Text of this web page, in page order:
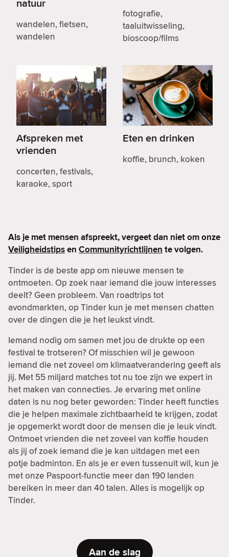
natuur
wandelen, fietsen,
wandelen
fotografie,
taaluitwisseling,
bioscoop/films
Afspreken met
vrienden
concerten, festivals,
karaoke, sport
Eten en drinken
koffie, brunch, koken
Als je met mensen afspreekt, vergeet dan niet om onze
Veiligheidstipsen Communityrichtlijnen te volgen.
Tinder is de beste app om nieuwe mensen te
ontmoeten. Op zoek naar iemand die jouw interesses
deelt? Geen probleem. Van roadtrips tot
avondmarkten, op Tinder kun je met mensen chatten
over de dingen die je het leukst vindt.
Iemand nodig om samen met jou de drukte op een
festival te trotseren? Of misschien wil je gewoon
iemand die net zoveel om klimaatverandering geeft als
jij. Met 55 miljard matches tot nu toe zijn we expert in
het maken van connecties. Je ervaring met online
daten is nu nog beter geworden: Tinder heeft functies
die je helpen maximale zichtbaarheid te krijgen, zodat
je opgemerkt wordt door de mensen die je leuk vindt.
Ontmoet vrienden die net zoveel van koffie houden
als jij of zoek iemand die je kan uitdagen met een
potje badminton. En als je er even tussenuit wil, kun je
met onze Paspoort-functie meer dan 190 landen
bereiken in meer dan 40 talen. Alles is mogelijk op
Tinder.
Aan de slag